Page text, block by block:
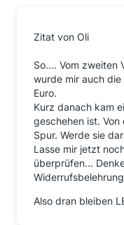
Zitat von Oli
So.... Vom zweiten
wurde mir auch die
Euro.
Kurz danach kam
geschehen ist.
Spur. Werde sie
Lasse mir jetzt
überprüfen...
Also dran bleiben